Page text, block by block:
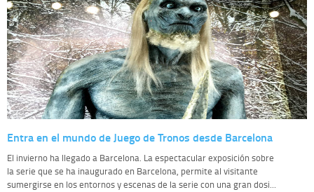
Entra en el mundo de Juego de Tronos desde Barcelona
El invierno ha llegado a Barcelona. La espectacular exposición sobre
la serie que se ha inaugurado en Barcelona, permite al visitante
sumergirse en los entornos y escenas de la serie con una gran dosi...